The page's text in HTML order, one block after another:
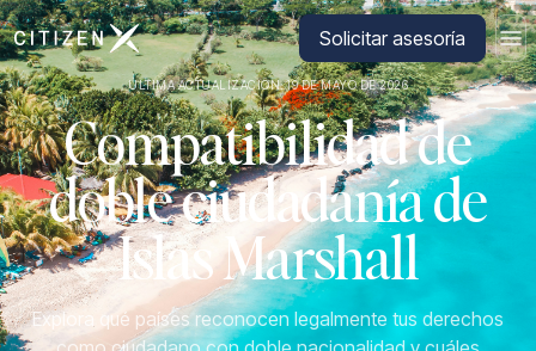
Ir a la página principal de CitizenX Solicitar asesoría
ÚLTIMA ACTUALIZACIÓN: 19 DE MAYO DE 2026
Compatibilidad de
doble ciudadanía de
Islas Marshall
Explora qué países reconocen legalmente tus derechos